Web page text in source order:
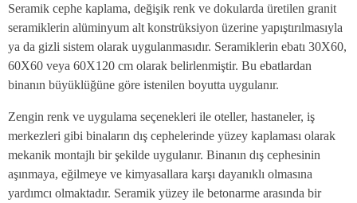
Seramik cephe kaplama, değişik renk ve dokularda üretilen granit
seramiklerin alüminyum alt konstrüksiyon üzerine yapıştırılmasıyla
ya da gizli sistem olarak uygulanmasıdır. Seramiklerin ebatı 30X60,
60X60 veya 60X120 cm olarak belirlenmiştir. Bu ebatlardan
binanın büyüklüğüne göre istenilen boyutta uygulanır.
Zengin renk ve uygulama seçenekleri ile oteller, hastaneler, iş
merkezleri gibi binaların dış cephelerinde yüzey kaplaması olarak
mekanik montajlı bir şekilde uygulanır. Binanın dış cephesinin
aşınmaya, eğilmeye ve kimyasallara karşı dayanıklı olmasına
yardımcı olmaktadır. Seramik yüzey ile betonarme arasında bir